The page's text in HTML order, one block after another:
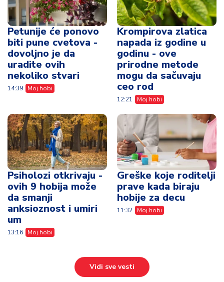
12:21 Moj hobi
Psiholozi otkrivaju -
ovih 9 hobija može
anksioznost i umiri
um
13:16 Moj hobi
Greške koje roditelji
prave kada biraju
hobije za decu
11:32 Moj hobi
Vidi sve vesti
Moja penzija